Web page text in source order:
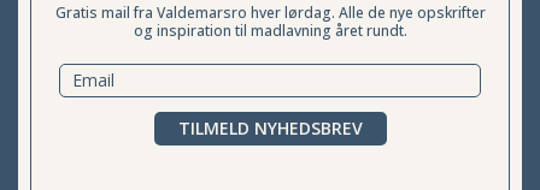
Gratis mail fra Valdemarsro hver lørdag. Alle de nye opskrifter
og inspiration til madlavning året rundt.
TILMELD NYHEDSBREV